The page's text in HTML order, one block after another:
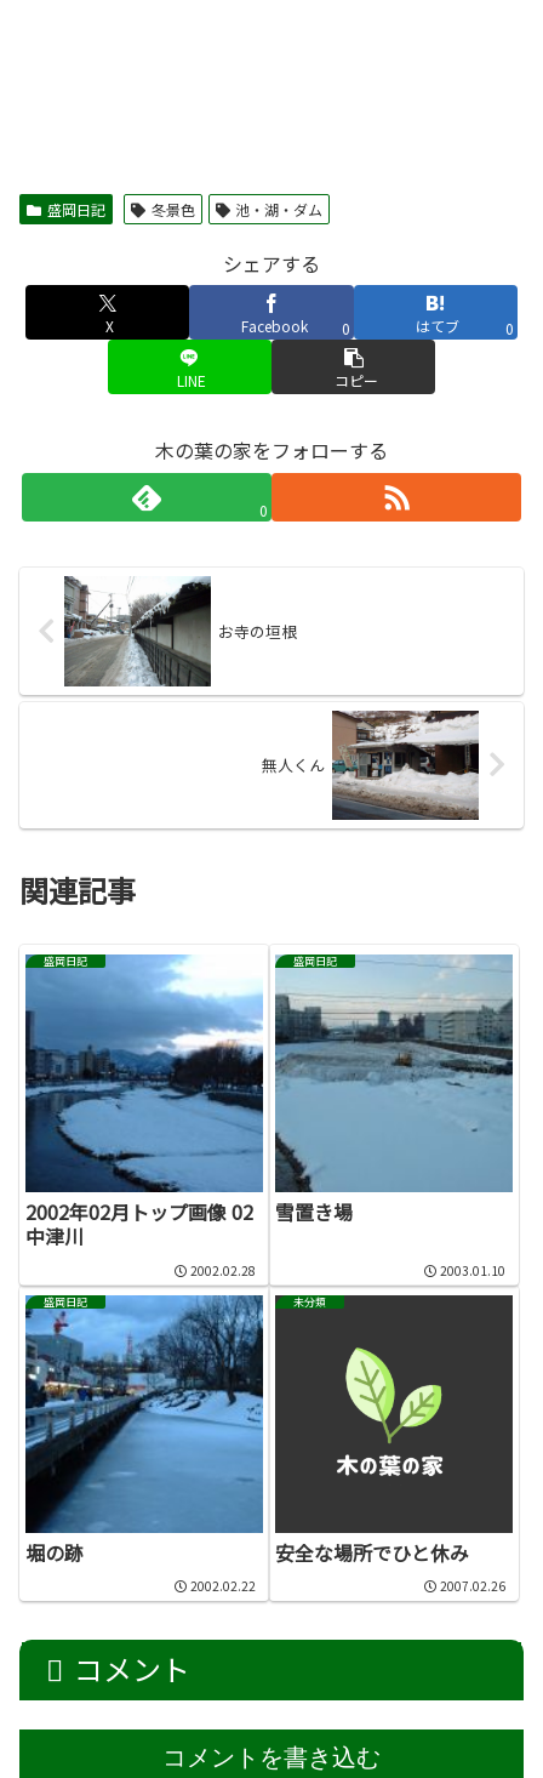
盛岡日記 冬景色 池・湖・ダム
シェアする
X Facebook 0 はてブ 0
LINE コピー
木の葉の家をフォローする
0
お寺の垣根
無人くん
関連記事
盛岡日記
2002年02月トップ画像 02
中津川
2002.02.28
盛岡日記
雪置き場
2003.01.10
盛岡日記
堀の跡
2002.02.22
未分類
安全な場所でひと休み
2007.02.26
コメント
コメントを書き込む